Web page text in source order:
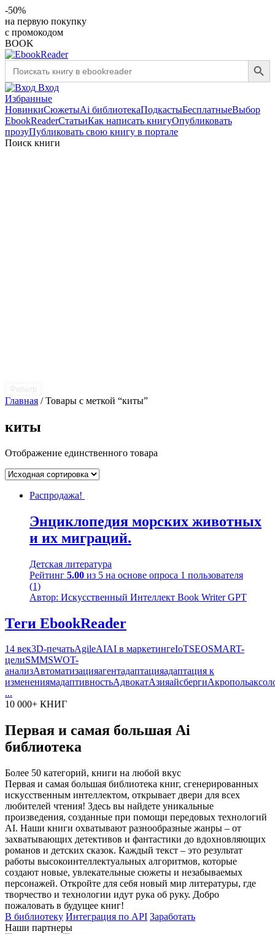
-50%
на первую покупку
с промокодом
BOOK
Search
for:
Search Button
Вход
Избранные
НовинкиСюжетыAi библиотекаПодкастыБесплатныеВыбор
EbookReaderСтатьиКак написать книгуОпубликовать
прозуПубликовать свою книгу в портале
Поиск книги
Главная / Товары с меткой “киты”
киты
Отображение единственного товара
Распродажа!
Энциклопедия морских животных
и их миграций.
Детская литература
Рейтинг 5.00 из 5 на основе опроса 1 пользователя
(1)
Автор: Искусственный Интеллект Book Writer GPT
Теги EbookReader
14 век3D-печатьAgileAIAI в маркетингеIoTSEOSMART-
целиSMMSWOT-
анализАвтоматизацияагентадаптацияадаптация к
изменениямадаптивностьАдвокатАзияайсбергиАкрополь
...
10 000+ КНИГ
Первая и самая большая Ai
библиотека
Более 50 категорий, книги на любой вкус
Первая и самая большая библиотека книг, сгенерированных
искусственным интеллектом, открывает двери для всех
любителей чтения! Здесь вы найдете уникальные
произведения, созданные при помощи передовых технологий
AI. Наши книги охватывают разнообразные жанры – от
захватывающих детективов и фантастики до вдохновляющих
романов и детских сказок. Каждый текст – это результат
работы высокоинтеллектуальных алгоритмов, которые
создают новые, увлекательные сюжеты и незабываемых
персонажей. Откройте для себя новый мир литературы, где
творчество и технологии идут рука об руку. Добро
пожаловать в будущее книг!
В библиотеку Интеграция по API Заработать
Наши партнеры